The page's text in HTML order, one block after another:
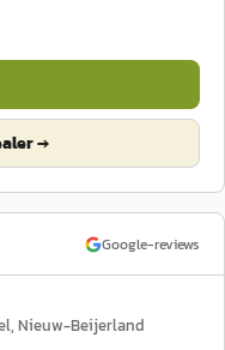
→
Google-reviews
, Nieuw-Beijerland